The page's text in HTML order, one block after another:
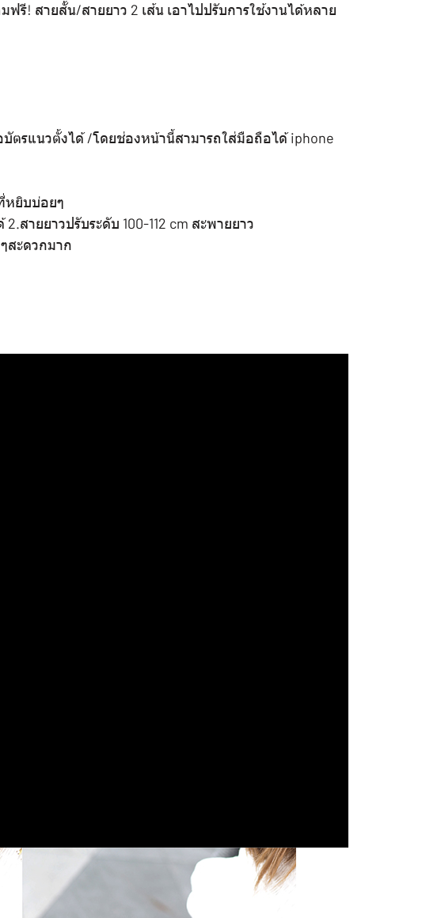
ฟรี! สายสั้น/สายยาว 2 เส้น เอาไปปรับการใช้งานได้หลาย
ตรแนวตั้งได้ /โดยช่องหน้านี้สามารถใส่มือถือได้ iphone
หยิบบ่อยๆ
สายยาวปรับระดับ 100-112 cm สะพายยาว
สะดวกมาก